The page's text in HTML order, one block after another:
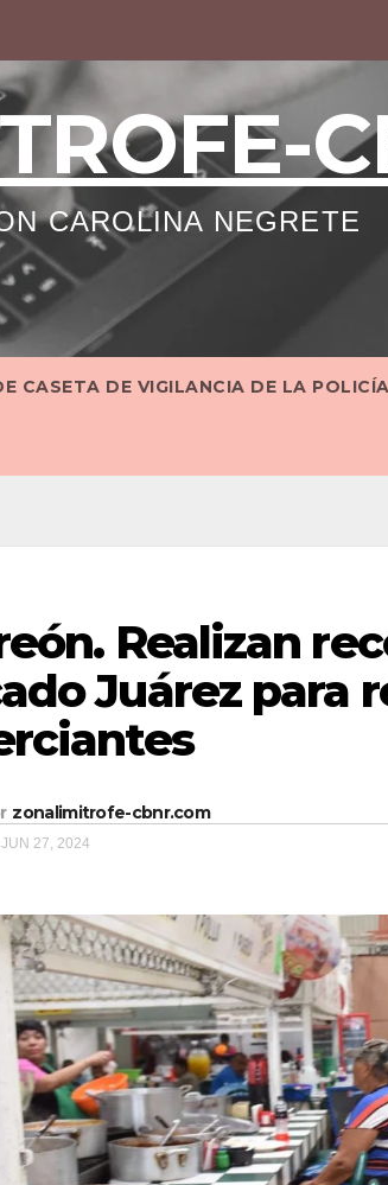
CAROLINA NEGRETE
CASETA DE VIGILANCIA DE LA
Realizan
Juárez para
zonalimitrofe-cbnr.com
JUN 27, 2024